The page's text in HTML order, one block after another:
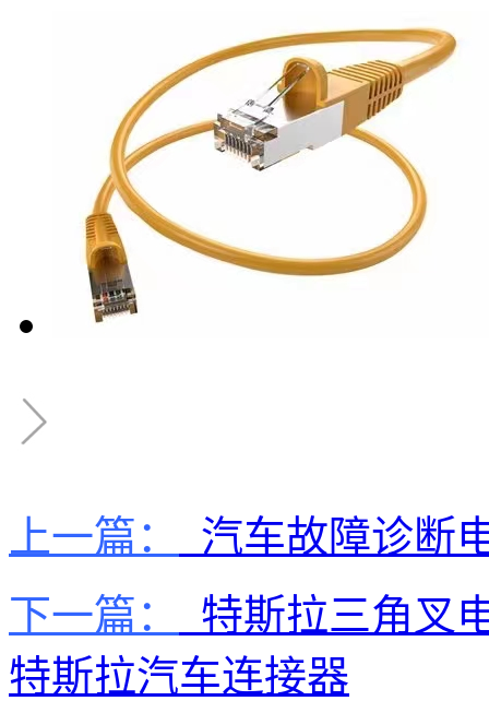
上一篇：
汽车故障诊断
下一篇：
特斯拉三角叉
特斯拉汽车连接器